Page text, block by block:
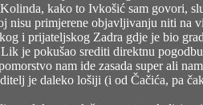
kako to Ivkošić sam govori,
nisu primjerene objavljivanju niti na
i prijateljskog Zadra gdje je bio
je pokušao srediti direktnu
nam ide zasada super ali
je daleko lošiji (i od Čačića, pa